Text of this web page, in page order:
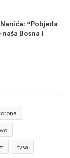
“Pobjeda
Bosna i
tvsa